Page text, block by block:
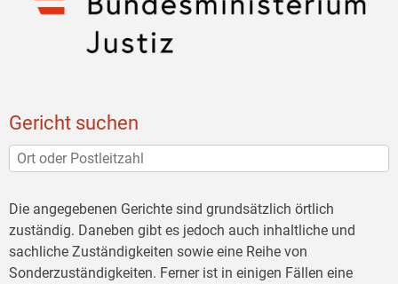
Gericht suchen
Die angegebenen Gerichte sind grundsätzlich örtlich
zuständig. Daneben gibt es jedoch auch inhaltliche und
sachliche Zuständigkeiten sowie eine Reihe von
Sonderzuständigkeiten. Ferner ist in einigen Fällen eine